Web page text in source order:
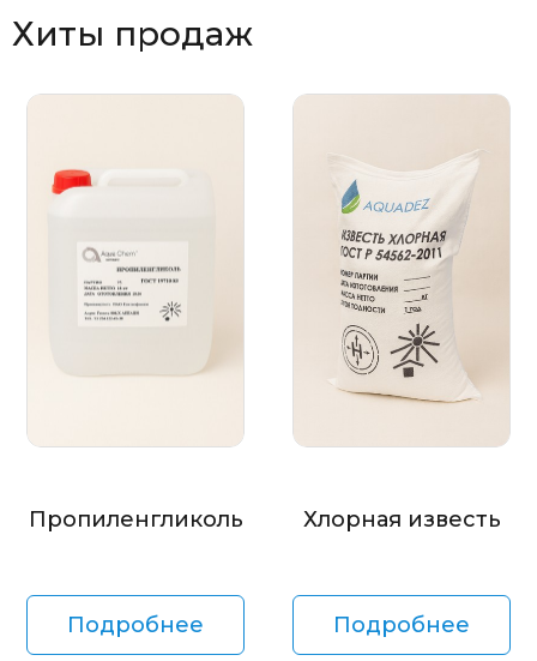
Хиты продаж
Пропиленгликоль
Подробнее
Хлорная известь
Подробнее